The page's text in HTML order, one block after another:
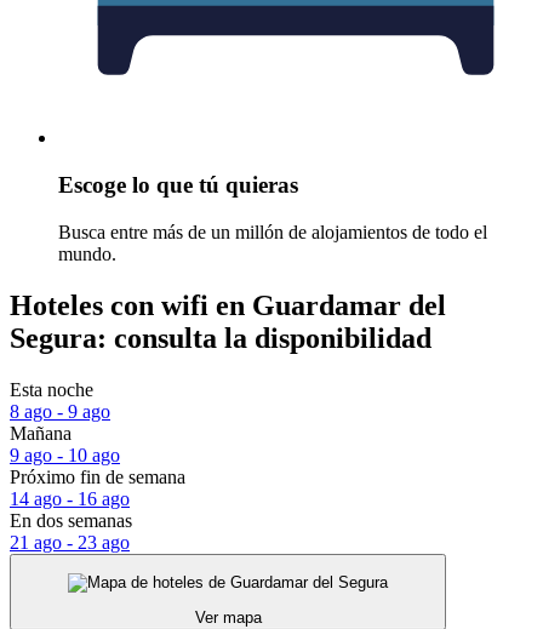
Escoge lo que tú quieras
Busca entre más de un millón de alojamientos de todo el
mundo.
Hoteles con wifi en Guardamar del
Segura: consulta la disponibilidad
Esta noche
8 ago - 9 ago
Mañana
9 ago - 10 ago
Próximo fin de semana
14 ago - 16 ago
En dos semanas
21 ago - 23 ago
Ver mapa